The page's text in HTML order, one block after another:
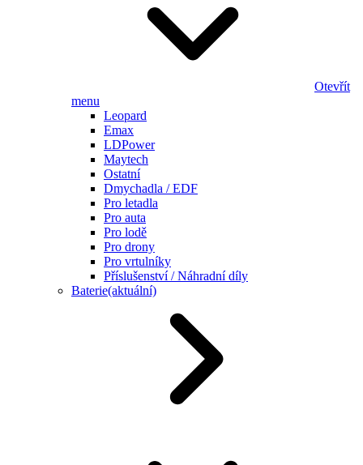
Otevřít
menu
Leopard
Emax
LDPower
Maytech
Ostatní
Dmychadla / EDF
Pro letadla
Pro auta
Pro lodě
Pro drony
Pro vrtulníky
Příslušenství / Náhradní díly
Baterie(aktuální)